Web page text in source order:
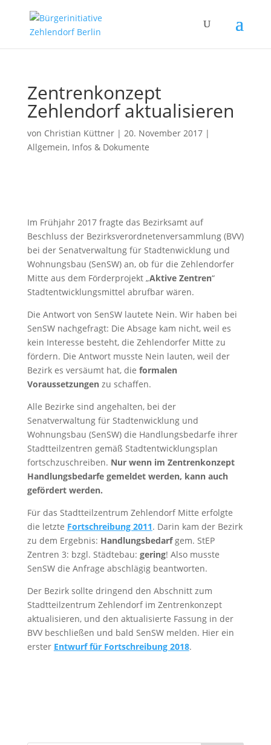
Zentrenkonzept
Zehlendorf aktualisieren
von Christian Küttner| 20. November 2017|
Allgemein, Infos & Dokumente
Im Frühjahr 2017 fragte das Bezirksamt auf
Beschluss der Bezirksverordnetenversammlung (BVV)
bei der Senatverwaltung für Stadtenwicklung und
Wohnungsbau (SenSW) an, ob für die Zehlendorfer
Mitte aus dem Förderprojekt „Aktive Zentren“
Stadtentwicklungsmittel abrufbar wären.
Die Antwort von SenSW lautete Nein. Wir haben bei
SenSW nachgefragt: Die Absage kam nicht, weil es
kein Interesse besteht, die Zehlendorfer Mitte zu
fördern. Die Antwort musste Nein lauten, weil der
Bezirk es versäumt hat, die formalen
Voraussetzungenzu schaffen.
Alle Bezirke sind angehalten, bei der
Senatverwaltung für Stadtenwicklung und
Wohnungsbau (SenSW) die Handlungsbedarfe ihrer
Stadtteilzentren gemäß Stadtentwicklungsplan
fortschzuschreiben. Nur wenn im Zentrenkonzept
Handlungsbedarfe gemeldet werden, kann auch
gefördert werden.
Für das Stadtteilzentrum Zehlendorf Mitte erfolgte
die letzte Fortschreibung 2011. Darin kam der Bezirk
zu dem Ergebnis: Handlungsbedarfgem. StEP
Zentren 3: bzgl. Städtebau: gering! Also musste
SenSW die Anfrage abschlägig beantworten.
Der Bezirk sollte dringend den Abschnitt zum
Stadtteilzentrum Zehlendorf im Zentrenkonzept
aktualisieren, und den aktualisierte Fassung in der
BVV beschließen und bald SenSW melden. Hier ein
erster Entwurf für Fortschreibung 2018.